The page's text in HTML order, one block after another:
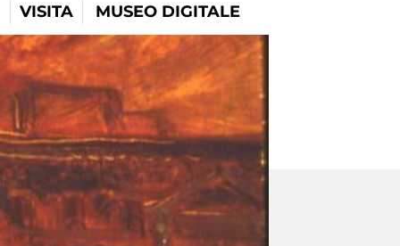
VISITA MUSEO DIGITALE